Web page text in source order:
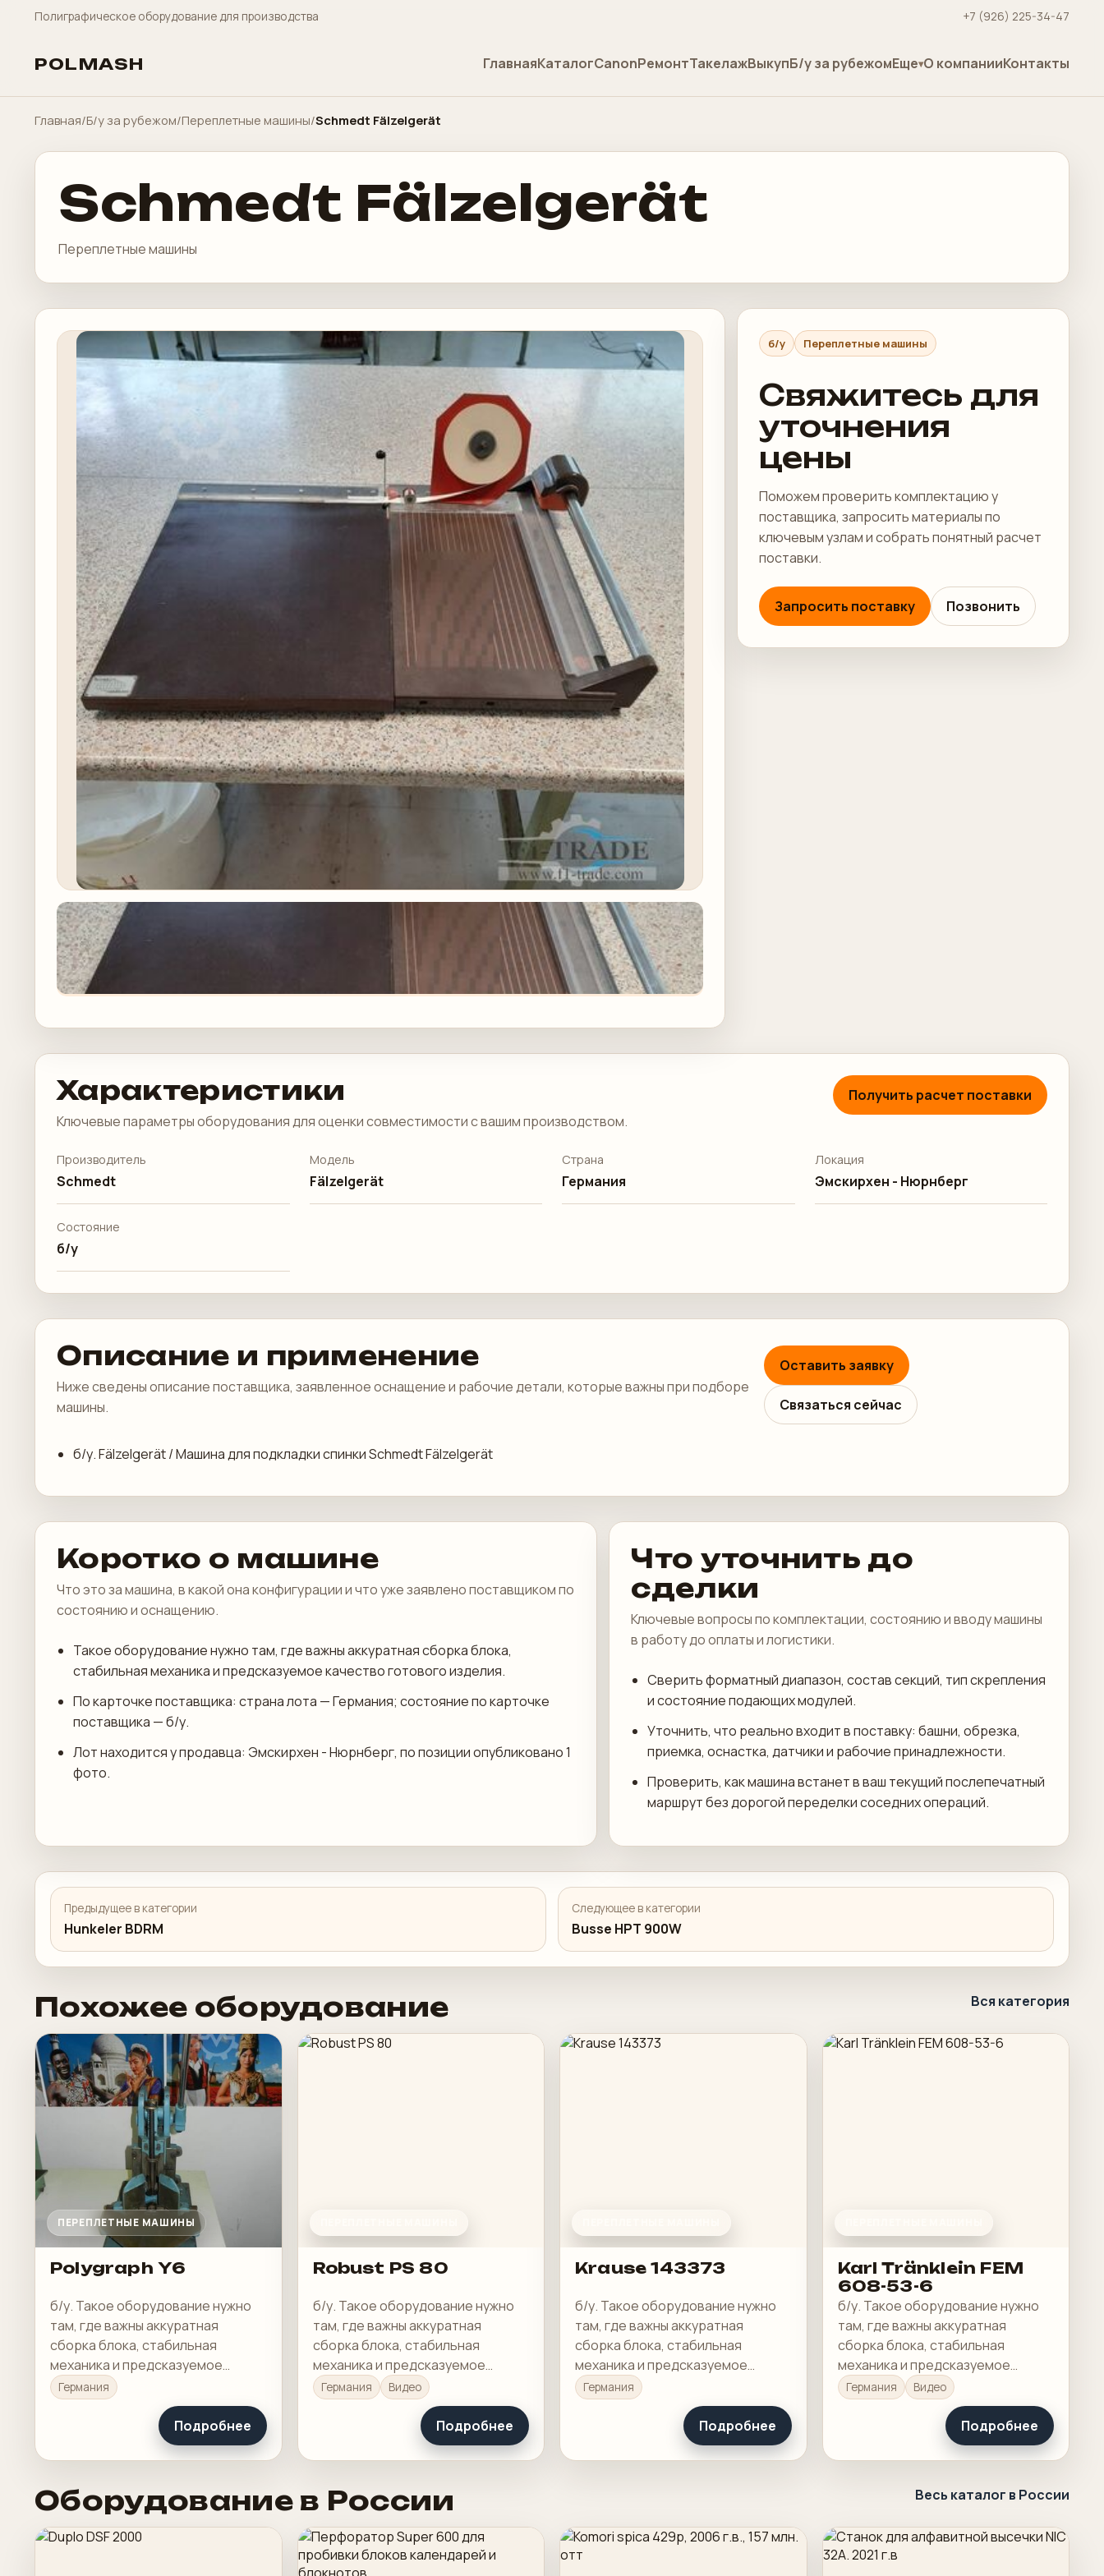
Полиграфическое оборудование для производства +7 (926) 225-34-47
POLMASH ГлавнаяКаталогCanonРемонтТакелажВыкупБ/у за рубежомЕще О компанииКонтакты
Главная/Б/у за рубежом/Переплетные машины/Schmedt Fälzelgerät
Schmedt Fälzelgerät
Переплетные машины
б/у Переплетные машины
Свяжитесь для
уточнения
цены
Поможем проверить комплектацию у
поставщика, запросить материалы по
ключевым узлам и собрать понятный расчет
поставки.
Запросить поставку Позвонить
Характеристики
Ключевые параметры оборудования для оценки совместимости с вашим производством.
Получить расчет поставки
Производитель
Schmedt
Модель
Fälzelgerät
Страна
Германия
Локация
Эмскирхен - Нюрнберг
Состояние
б/у
Описание и применение
Ниже сведены описание поставщика, заявленное оснащение и рабочие детали, которые важны при подборе
машины.
Оставить заявку
Связаться сейчас
б/у. Fälzelgerät / Машина для подкладки спинки Schmedt Fälzelgerät
Коротко о машине
Что это за машина, в какой она конфигурации и что уже заявлено поставщиком по
состоянию и оснащению.
Такое оборудование нужно там, где важны аккуратная сборка блока,
стабильная механика и предсказуемое качество готового изделия.
По карточке поставщика: страна лота — Германия; состояние по карточке
поставщика — б/у.
Лот находится у продавца: Эмскирхен - Нюрнберг, по позиции опубликовано 1
фото.
Что уточнить до
сделки
Ключевые вопросы по комплектации, состоянию и вводу машины
в работу до оплаты и логистики.
Сверить форматный диапазон, состав секций, тип скрепления
и состояние подающих модулей.
Уточнить, что реально входит в поставку: башни, обрезка,
приемка, оснастка, датчики и рабочие принадлежности.
Проверить, как машина встанет в ваш текущий послепечатный
маршрут без дорогой переделки соседних операций.
Предыдущее в категории
Hunkeler BDRM
Следующее в категории
Busse HPT 900W
Похожее оборудование Вся категория
ПЕРЕПЛЕТНЫЕ МАШИНЫ
Polygraph Y6
б/у. Такое оборудование нужно
там, где важны аккуратная
сборка блока, стабильная
механика и предсказуемое
качество готового изделия.
Германия
Подробнее
Robust PS 80
б/у. Такое оборудование нужно
там, где важны аккуратная
сборка блока, стабильная
механика и предсказуемое
качество готового изделия.
Германия Видео
Подробнее
Krause 143373
б/у. Такое оборудование нужно
там, где важны аккуратная
сборка блока, стабильная
механика и предсказуемое
качество готового изделия.
Германия
Подробнее
Karl Tränklein FEM
608-53-6
б/у. Такое оборудование нужно
там, где важны аккуратная
сборка блока, стабильная
механика и предсказуемое
качество готового изделия.
Германия Видео
Подробнее
Оборудование в России Весь каталог в России